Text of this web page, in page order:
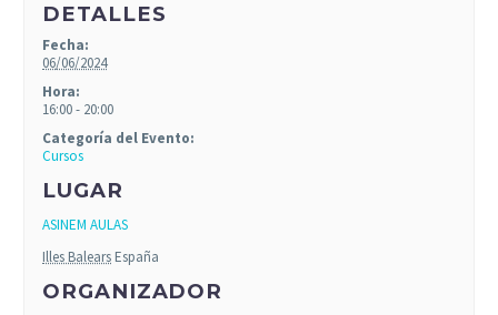
DETALLES
Fecha:
06/06/2024
Hora:
16:00 - 20:00
Categoría del Evento:
Cursos
LUGAR
ASINEM AULAS
Illes Balears España
ORGANIZADOR